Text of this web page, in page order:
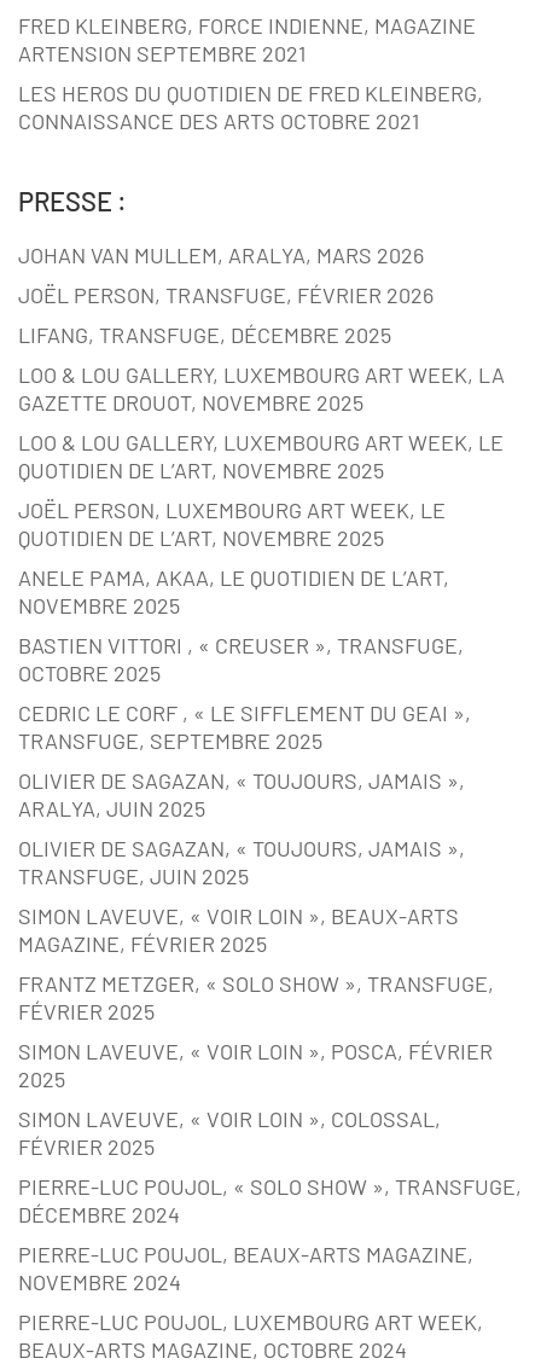
FRED KLEINBERG, FORCE INDIENNE, MAGAZINE
ARTENSION SEPTEMBRE 2021
LES HEROS DU QUOTIDIEN DE FRED KLEINBERG,
CONNAISSANCE DES ARTS OCTOBRE 2021
PRESSE :
JOHAN VAN MULLEM, ARALYA, MARS 2026
JOËL PERSON, TRANSFUGE, FÉVRIER 2026
LIFANG, TRANSFUGE, DÉCEMBRE 2025
LOO & LOU GALLERY, LUXEMBOURG ART WEEK, LA
GAZETTE DROUOT, NOVEMBRE 2025
LOO & LOU GALLERY, LUXEMBOURG ART WEEK, LE
QUOTIDIEN DE L’ART, NOVEMBRE 2025
JOËL PERSON, LUXEMBOURG ART WEEK, LE
QUOTIDIEN DE L’ART, NOVEMBRE 2025
ANELE PAMA, AKAA, LE QUOTIDIEN DE L’ART,
NOVEMBRE 2025
BASTIEN VITTORI , « CREUSER », TRANSFUGE,
OCTOBRE 2025
CEDRIC LE CORF , « LE SIFFLEMENT DU GEAI »,
TRANSFUGE, SEPTEMBRE 2025
OLIVIER DE SAGAZAN, « TOUJOURS, JAMAIS »,
ARALYA, JUIN 2025
OLIVIER DE SAGAZAN, « TOUJOURS, JAMAIS »,
TRANSFUGE, JUIN 2025
SIMON LAVEUVE, « VOIR LOIN », BEAUX-ARTS
MAGAZINE, FÉVRIER 2025
FRANTZ METZGER, « SOLO SHOW », TRANSFUGE,
FÉVRIER 2025
SIMON LAVEUVE, « VOIR LOIN », POSCA, FÉVRIER
2025
SIMON LAVEUVE, « VOIR LOIN », COLOSSAL,
FÉVRIER 2025
PIERRE-LUC POUJOL, « SOLO SHOW », TRANSFUGE,
DÉCEMBRE 2024
PIERRE-LUC POUJOL, BEAUX-ARTS MAGAZINE,
NOVEMBRE 2024
PIERRE-LUC POUJOL, LUXEMBOURG ART WEEK,
BEAUX-ARTS MAGAZINE, OCTOBRE 2024